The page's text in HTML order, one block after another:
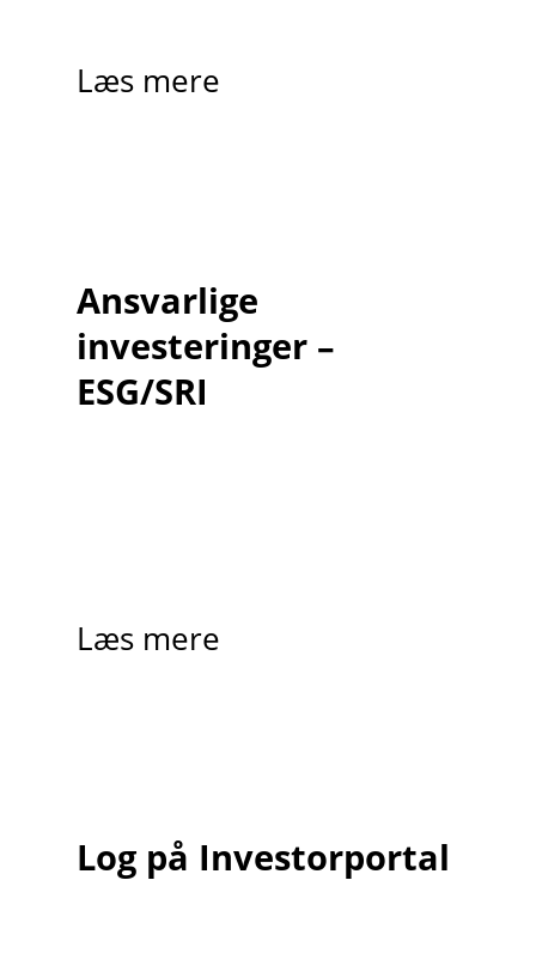
Læs mere
Ansvarlige
investeringer –
ESG/SRI
Læs mere
Log på Investorportal